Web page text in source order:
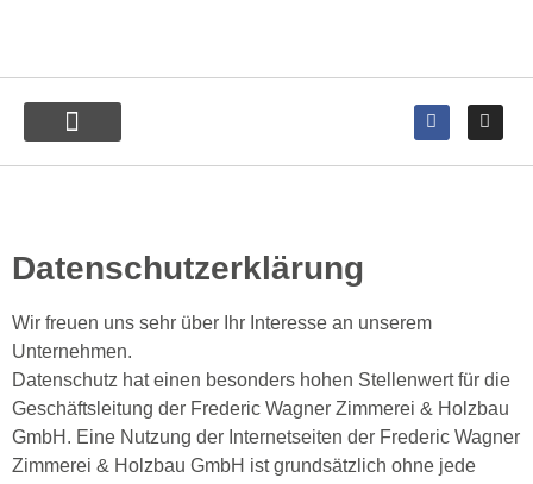
Datenschutzerklärung
Wir freuen uns sehr über Ihr Interesse an unserem
Unternehmen.
Datenschutz hat einen besonders hohen Stellenwert für die
Geschäftsleitung der Frederic Wagner Zimmerei & Holzbau
GmbH. Eine Nutzung der Internetseiten der Frederic Wagner
Zimmerei & Holzbau GmbH ist grundsätzlich ohne jede